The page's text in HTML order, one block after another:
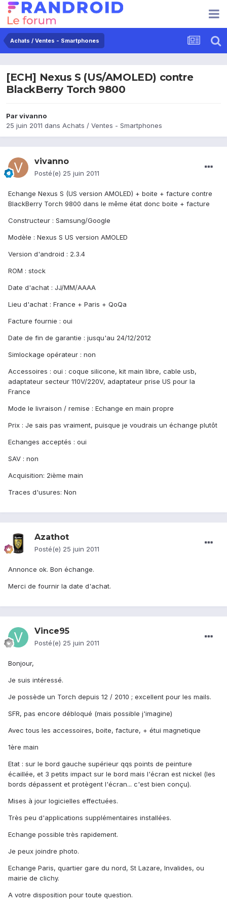
Achats / Ventes - Smartphones
[ECH] Nexus S (US/AMOLED) contre
BlackBerry Torch 9800
Parvivanno
25 juin 2011 dans Achats / Ventes - Smartphones
vivanno
Posté(e) 25 juin 2011
Echange Nexus S (US version AMOLED) + boite + facture contre
BlackBerry Torch 9800 dans le même état donc boite + facture
Constructeur : Samsung/Google
Modèle : Nexus S US version AMOLED
Version d'android : 2.3.4
ROM : stock
Date d'achat : JJ/MM/AAAA
Lieu d'achat : France + Paris + QoQa
Facture fournie : oui
Date de fin de garantie : jusqu'au 24/12/2012
Simlockage opérateur : non
Accessoires : oui : coque silicone, kit main libre, cable usb,
adaptateur secteur 110V/220V, adaptateur prise US pour la
France
Mode le livraison / remise : Echange en main propre
Prix : Je sais pas vraiment, puisque je voudrais un échange plutôt
Echanges acceptés : oui
SAV : non
Acquisition: 2ième main
Traces d'usures: Non
Azathot
Posté(e) 25 juin 2011
Annonce ok. Bon échange.
Merci de fournir la date d'achat.
Vince95
Posté(e) 25 juin 2011
Bonjour,
Je suis intéressé.
Je possède un Torch depuis 12 / 2010 ; excellent pour les mails.
SFR, pas encore débloqué (mais possible j'imagine)
Avec tous les accessoires, boite, facture, + étui magnetique
1ère main
Etat : sur le bord gauche supérieur qqs points de peinture
écaillée, et 3 petits impact sur le bord mais l'écran est nickel (les
bords dépassent et protègent l'écran... c'est bien conçu).
Mises à jour logicielles effectuées.
Très peu d'applications supplémentaires installées.
Echange possible très rapidement.
Je peux joindre photo.
Echange Paris, quartier gare du nord, St Lazare, Invalides, ou
mairie de clichy.
A votre disposition pour toute question.